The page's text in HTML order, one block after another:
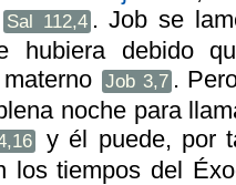
Sal 112,4 . Job se
hubiera debido
Job 3,7 .
noche para
y él puede, por
los tiempos del